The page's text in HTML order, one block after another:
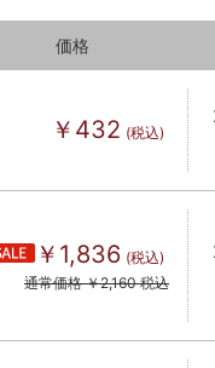
価格
￥432 (税込)
￥1,836 (税込)
通常価格 ￥2,160 税込